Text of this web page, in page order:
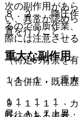
８．２． 降圧作
るので高所作業
際には注意させる
（特定の背景を
（合併症・既往
９．１．１． カ
次の副作用があ
い、異常が認め
置を行うこと。
重大な副作用
１１．１． 重大
１１．１．１．
昇、ＡＬＴ上昇